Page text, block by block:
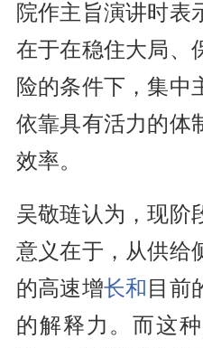
院作主旨演讲时表
在于在稳住大局、
险的条件下，集中
依靠具有活力的体
效率。
吴敬琏认为，现阶
意义在于，从供给
的高速增长和 目前
的解释力。而这